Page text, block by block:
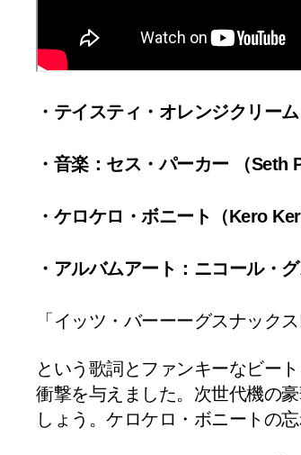
・テイスティ・オレンジクリー
・音楽：セス・パーカー （Seth
・ケロケロ・ボニート（Kero
・アルバムアート：ニコール・
「イッツ・バーーーグスナックス!
という歌詞とファンキーなビー
衝撃を与えました。次世代機の
しょう。ケロケロ・ボニートの